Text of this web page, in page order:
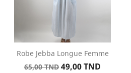
Robe Jebba Longue Femme
Prix
65,00 TND Prix
49,00 TND